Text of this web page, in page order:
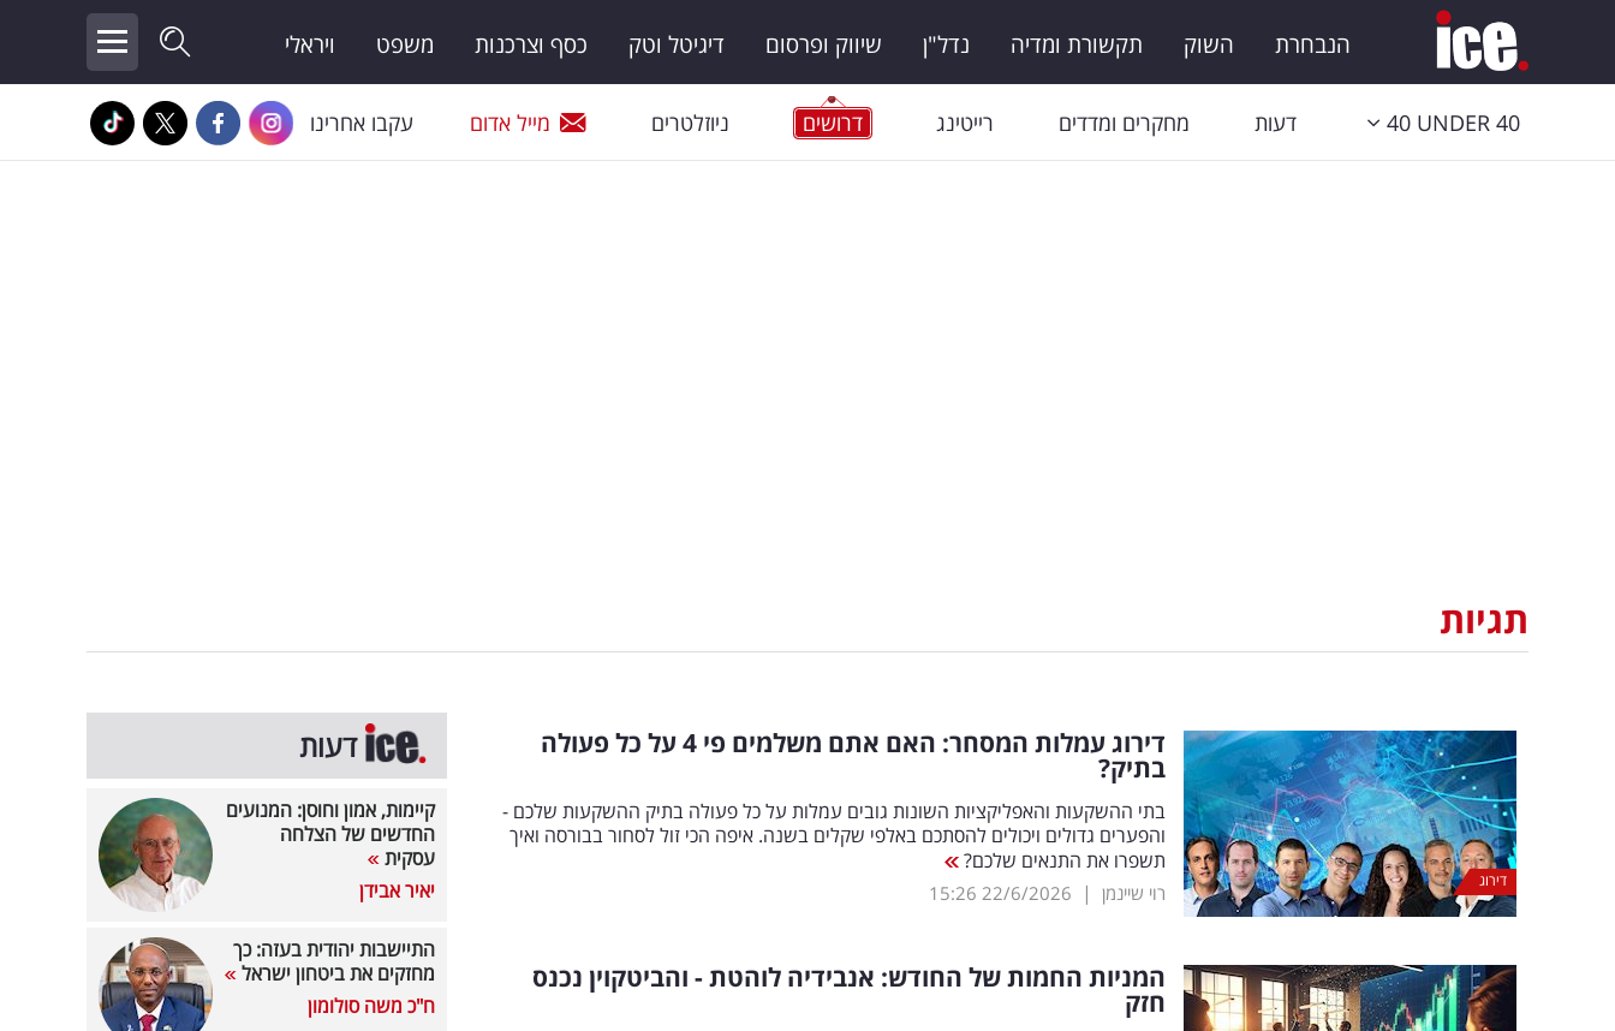
הנבחרת השוק תקשורת ומדיה נדל"ן שיווק ופרסום דיגיטל וטק כסף וצרכנות משפט ויראלי
40 UNDER 40 דעות מחקרים ומדדים רייטינג דרושים ניוזלטרים מייל אדום עקבו אחרינו
תגיות
דירוג
דירוג עמלות המסחר: האם אתם משלמים פי 4 על כל פעולה
בתיק?
בתי ההשקעות והאפליקציות השונות גובים עמלות על כל פעולה בתיק ההשקעות שלכם -
והפערים גדולים ויכולים להסתכם באלפי שקלים בשנה. איפה הכי זול לסחור בבורסה ואיך
תשפרו את התנאים שלכם?
רוי שיינמן |
22/6/2026
15:26
המניות החמות של החודש: אנבידיה לוהטת - והביטקוין נכנס
חזק
דעות
קיימות, אמון וחוסן: המנועים
החדשים של הצלחה
עסקית
יאיר אבידן
התיישבות יהודית בעזה: כך
מחזקים את ביטחון ישראל
ח"כ משה סולומון